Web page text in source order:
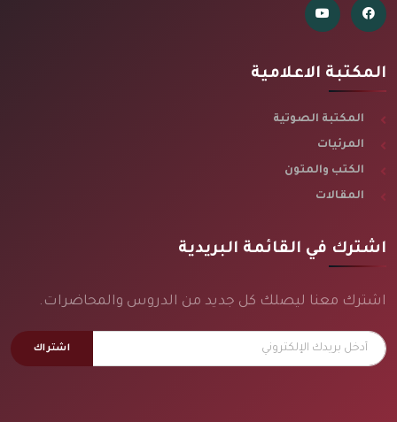
المكتبة الاعلامية
المكتبة الصوتية
المرئيات
الكتب والمتون
المقالات
اشترك في القائمة البريدية
اشترك معنا ليصلك كل جديد من الدروس والمحاضرات.
اشتراك